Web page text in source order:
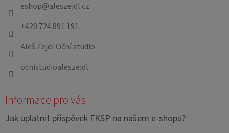
eshop@aleszejdl.cz
+420 724 891 191
Aleš Žejdl Oční studio
ocnistudioaleszejdl
Informace pro vás
Jak uplatnit příspěvek FKSP na našem e-shopu?